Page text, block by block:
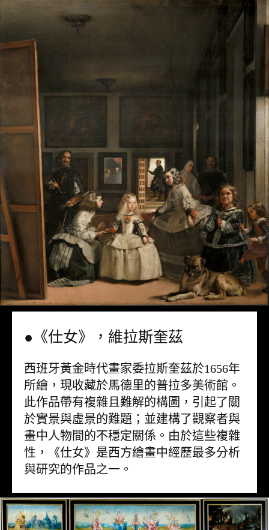
●《仕女》，維拉斯奎茲
西班牙黃金時代畫家委拉斯奎茲於1656年
所繪，現收藏於馬德里的普拉多美術館。
此作品帶有複雜且難解的構圖，引起了關
於實景與虛景的難題；並建構了觀察者與
畫中人物間的不穩定關係。由於這些複雜
性，《仕女》是西方繪畫中經歷最多分析
與研究的作品之一。